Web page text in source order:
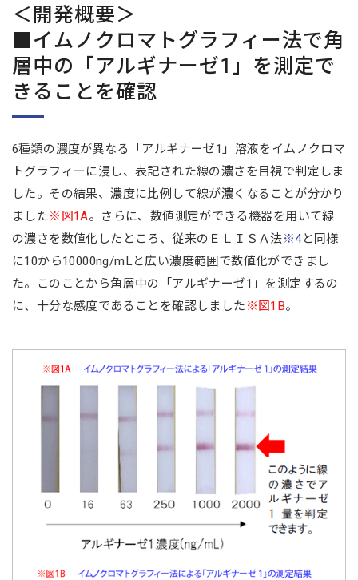
＜開発概要＞
■イムノクロマトグラフィー法で角
層中の「アルギナーゼ1」を測定で
きることを確認
6種類の濃度が異なる「アルギナーゼ1」溶液をイムノクロマ
トグラフィーに浸し、表記された線の濃さを目視で判定しま
した。その結果、濃度に比例して線が濃くなることが分かり
ました※図1A。さらに、数値測定ができる機器を用いて線
の濃さを数値化したところ、従来のＥＬＩＳＡ法※4と同様
に10から10000ng/mLと広い濃度範囲で数値化ができまし
た。このことから角層中の「アルギナーゼ1」を測定するの
に、十分な感度であることを確認しました※図1B。